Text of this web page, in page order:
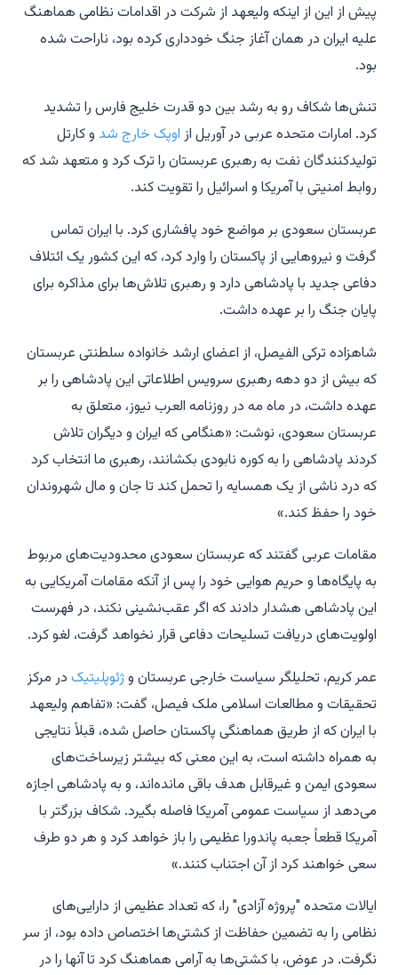
پیش از این از اینکه ولیعهد از شرکت در اقدامات نظامی هماهنگ
علیه ایران در همان آغاز جنگ خودداری کرده بود، ناراحت شده
بود.
تنش‌ها شکاف رو به رشد بین دو قدرت خلیج فارس را تشدید
کرد. امارات متحده عربی در آوریل از اوپک خارج شد و کارتل
تولیدکنندگان نفت به رهبری عربستان را ترک کرد و متعهد شد که
روابط امنیتی با آمریکا و اسرائیل را تقویت کند.
عربستان سعودی بر مواضع خود پافشاری کرد. با ایران تماس
گرفت و نیروهایی از پاکستان را وارد کرد، که این کشور یک ائتلاف
دفاعی جدید با پادشاهی دارد و رهبری تلاش‌ها برای مذاکره برای
پایان جنگ را بر عهده داشت.
شاهزاده ترکی الفیصل، از اعضای ارشد خانواده سلطنتی عربستان
که بیش از دو دهه رهبری سرویس اطلاعاتی این پادشاهی را بر
عهده داشت، در ماه مه در روزنامه العرب نیوز، متعلق به
عربستان سعودی، نوشت: «هنگامی که ایران و دیگران تلاش
کردند پادشاهی را به کوره نابودی بکشانند، رهبری ما انتخاب کرد
که درد ناشی از یک همسایه را تحمل کند تا جان و مال شهروندان
خود را حفظ کند.»
مقامات عربی گفتند که عربستان سعودی محدودیت‌های مربوط
به پایگاه‌ها و حریم هوایی خود را پس از آنکه مقامات آمریکایی به
این پادشاهی هشدار دادند که اگر عقب‌نشینی نکند، در فهرست
اولویت‌های دریافت تسلیحات دفاعی قرار نخواهد گرفت، لغو کرد.
عمر کریم، تحلیلگر سیاست خارجی عربستان وژئوپلیتیک در مرکز
تحقیقات و مطالعات اسلامی ملک فیصل، گفت: «تفاهم ولیعهد
با ایران که از طریق هماهنگی پاکستان حاصل شده، قبلاً نتایجی
به همراه داشته است، به این معنی که بیشتر زیرساخت‌های
سعودی ایمن و غیرقابل هدف باقی مانده‌اند، و به پادشاهی اجازه
می‌دهد از سیاست عمومی آمریکا فاصله بگیرد. شکاف بزرگتر با
آمریکا قطعاً جعبه پاندورا عظیمی را باز خواهد کرد و هر دو طرف
سعی خواهند کرد از آن اجتناب کنند.»
ایالات متحده "پروژه آزادی" را، که تعداد عظیمی از دارایی‌های
نظامی را به تضمین حفاظت از کشتی‌ها اختصاص داده بود، از سر
نگرفت. در عوض، با کشتی‌ها به آرامی هماهنگ کرد تا آنها را در